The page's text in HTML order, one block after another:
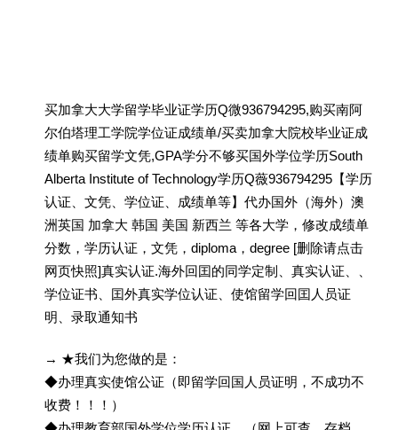
买加拿大大学留学毕业证学历Q微936794295,购买南阿
尔伯塔理工学院学位证成绩单/买卖加拿大院校毕业证成
绩单购买留学文凭,GPA学分不够买国外学位学历South
Alberta Institute of Technology学历Q薇936794295【学历
认证、文凭、学位证、成绩单等】代办国外（海外）澳
洲英国 加拿大 韩国 美国 新西兰 等各大学，修改成绩单
分数，学历认证，文凭，diploma，degree [删除请点击
网页快照]真实认证.海外回囯的同学定制、真实认证、、
学位证书、囯外真实学位认证、使馆留学回囯人员证
明、录取通知书
→ ★我们为您做的是：
◆办理真实使馆公证（即留学回国人员证明，不成功不
收费！！！）